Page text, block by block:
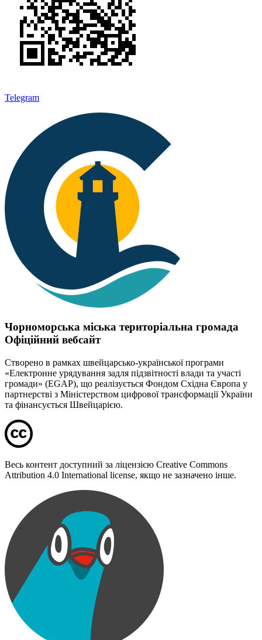
Telegram
Чорноморська міська територіальна громада
Офіційний вебсайт
Створено в рамках швейцарсько-української програми
«Електронне урядування задля підзвітності влади та участі
громади» (EGAP), що реалізується Фондом Східна Європа у
партнерстві з Міністерством цифрової трансформації України
та фінансується Швейцарією.
Весь контент доступний за ліцензією Creative Commons
Attribution 4.0 International license, якщо не зазначено інше.